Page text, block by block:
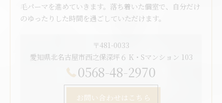
毛パーマを進めていきます。落ち着いた個室で、自分だけ
のゆったりした時間を過ごしていただけます。
〒481-0033
愛知県北名古屋市西之保深坪６ K・Sマンション 103
0568-48-2970
お問い合わせはこちら